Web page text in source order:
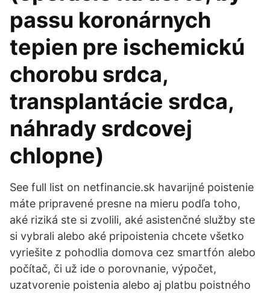
passu koronárnych
tepien pre ischemickú
chorobu srdca,
transplantácie srdca,
náhrady srdcovej
chlopne)
See full list on netfinancie.sk havarijné poistenie
máte pripravené presne na mieru podľa toho,
aké riziká ste si zvolili, aké asistenčné služby ste
si vybrali alebo aké pripoistenia chcete všetko
vyriešite z pohodlia domova cez smartfón alebo
počítač, či už ide o porovnanie, výpočet,
uzatvorenie poistenia alebo aj platbu poistného